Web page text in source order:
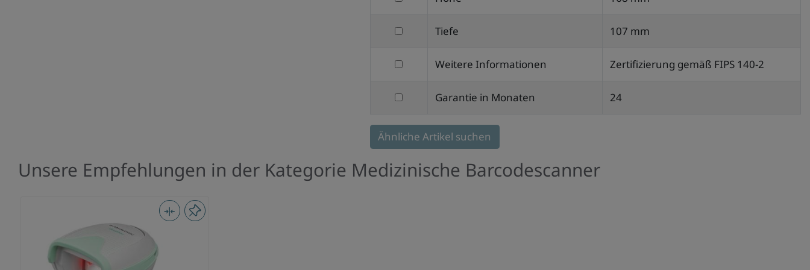
Höhe
filtern
Tiefe
Tiefe 107 mm
filtern
Weitere
Weitere Informationen Zertifizierung gemäß FIPS 140-2
filtern
Garantie
in
Monaten
Garantie in Monaten 24
Ähnliche Artikel suchen
Unsere Empfehlungen in der Kategorie Medizinische Barcodescanner